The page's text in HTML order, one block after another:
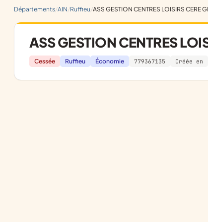
Départements AIN Ruffieu ASS GESTION CENTRES LOISIRS CERE
ASS GESTION CENTRES
Cessée Ruffieu Économie 779367135 Créée en